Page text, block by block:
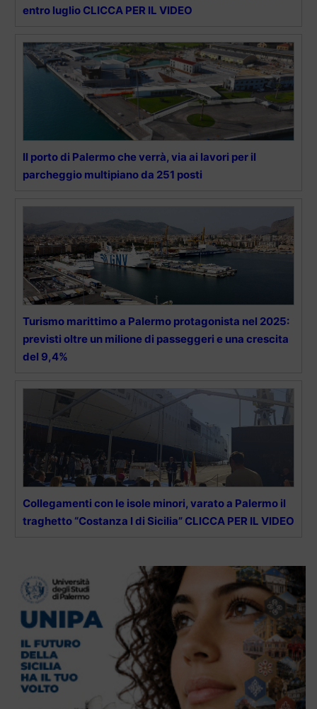
entro luglio CLICCA PER IL VIDEO
Il porto di Palermo che verrà, via ai lavori per il
parcheggio multipiano da 251 posti
Turismo marittimo a Palermo protagonista nel 2025:
previsti oltre un milione di passeggeri e una crescita
del 9,4%
Collegamenti con le isole minori, varato a Palermo il
traghetto “Costanza I di Sicilia” CLICCA PER IL VIDEO